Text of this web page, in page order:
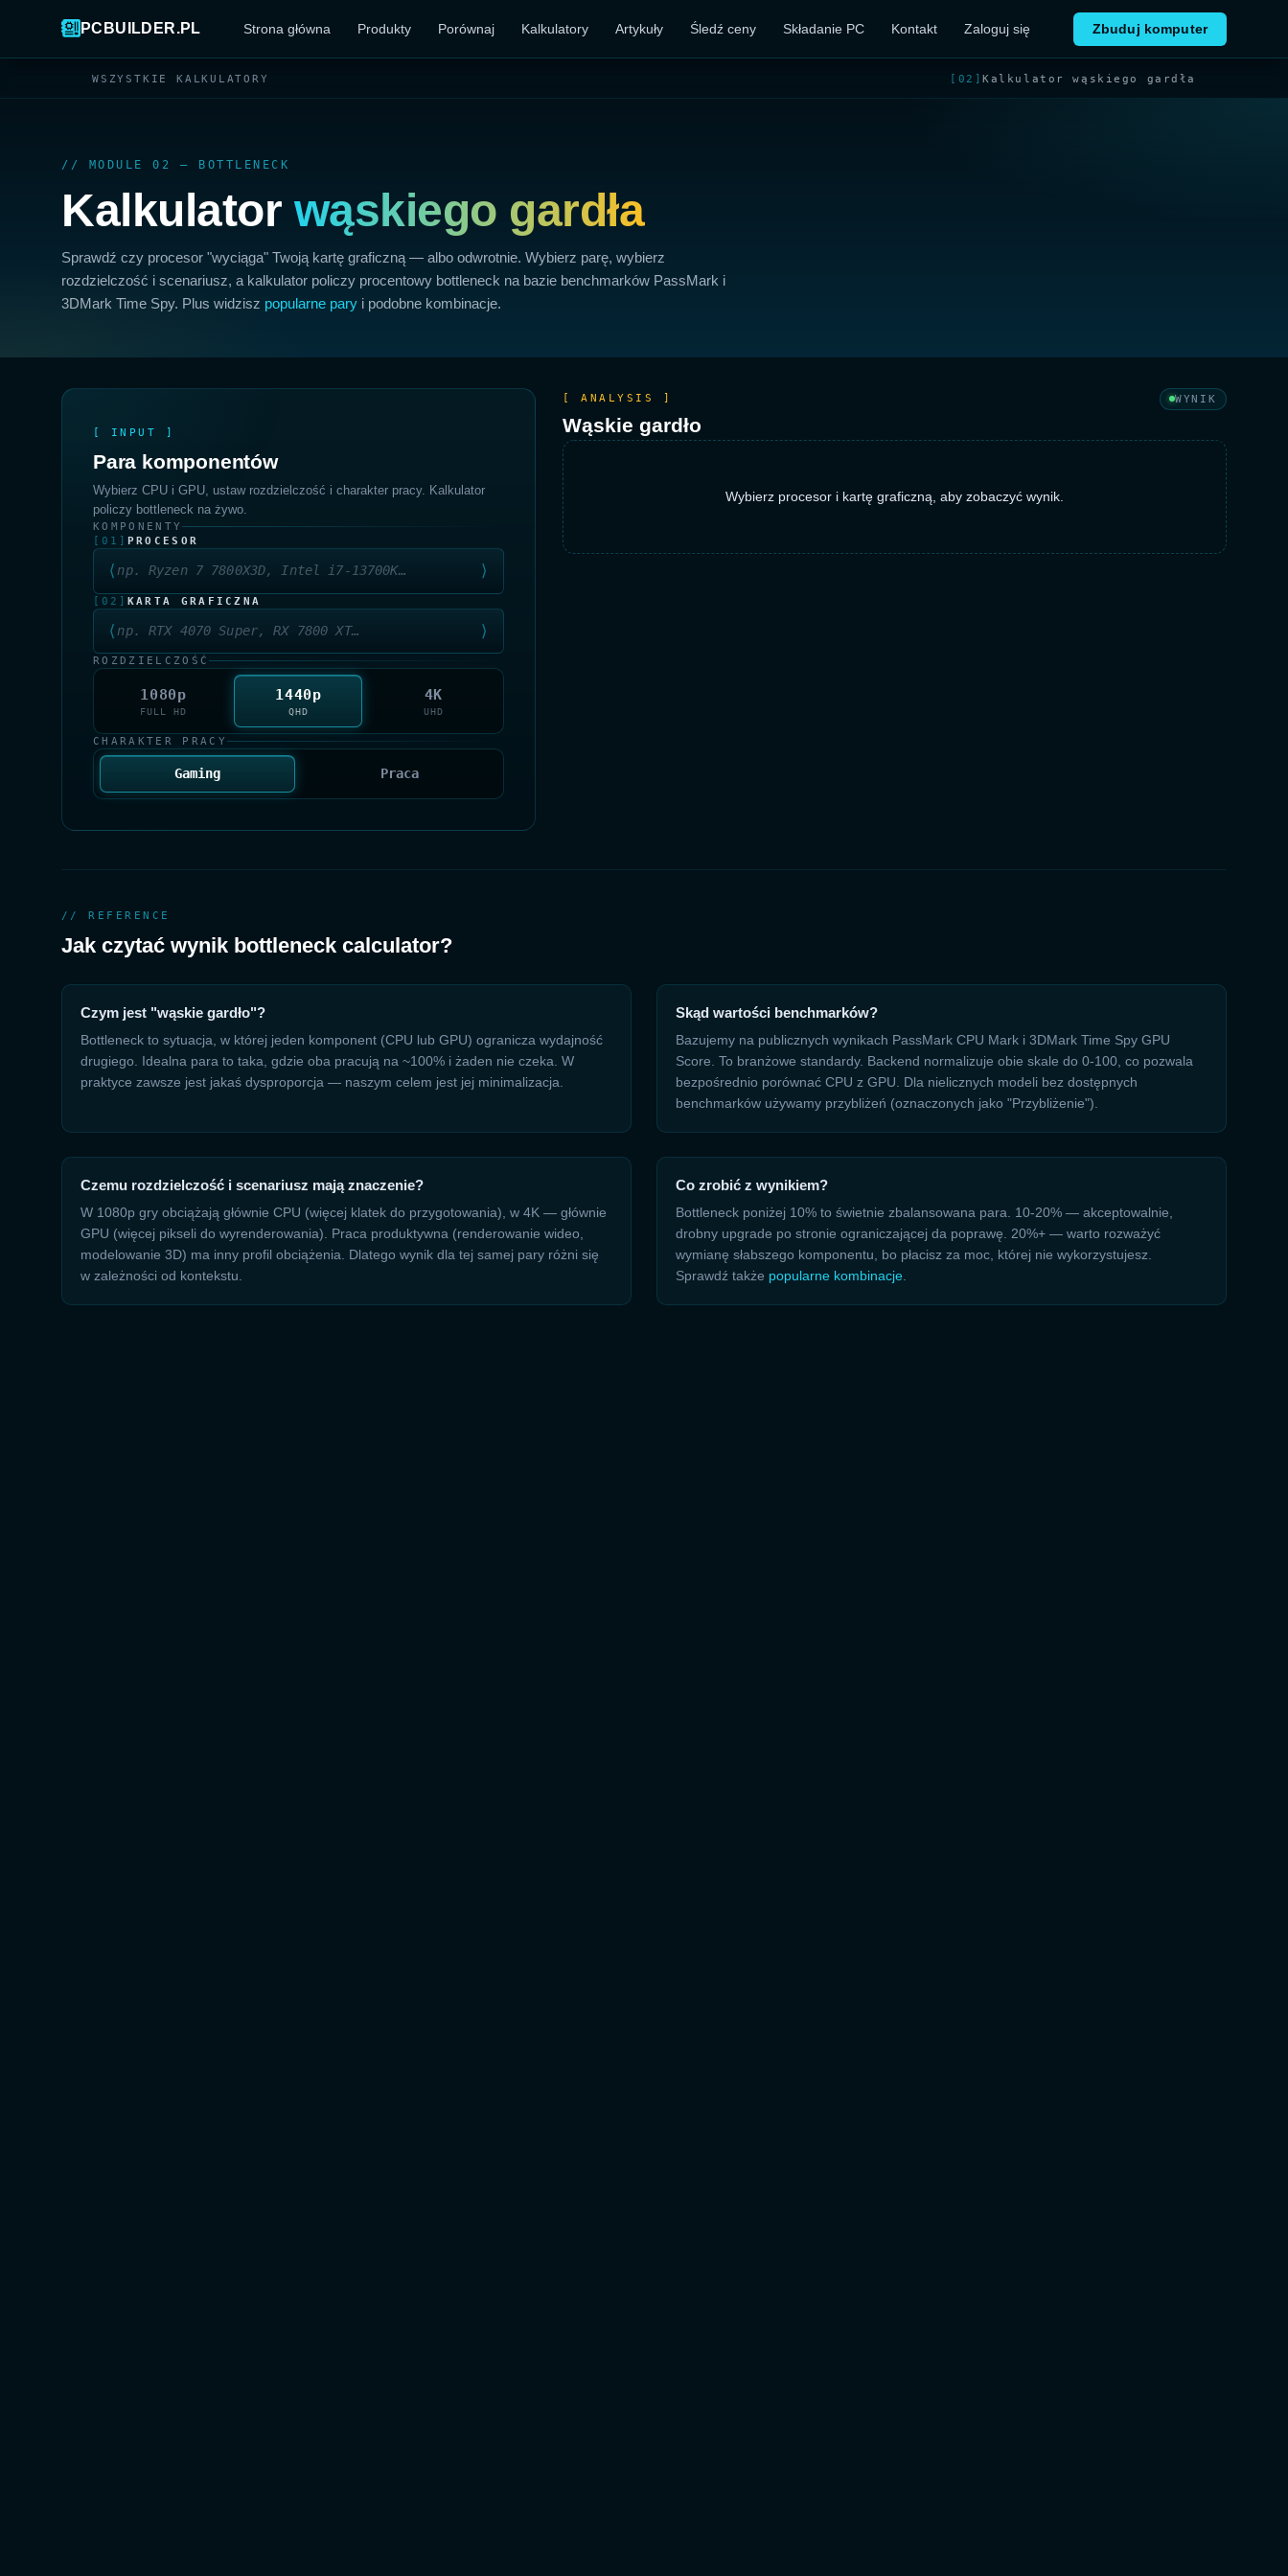
PCBUILDER.PL Strona główna Produkty Porównaj Kalkulatory Artykuły Śledź ceny Składanie PC Kontakt Zaloguj się Zbuduj komputer
WSZYSTKIE KALKULATORY [02] Kalkulator wąskiego gardła
// MODULE 02 — BOTTLENECK
Kalkulator wąskiego gardła
Sprawdź czy procesor "wyciąga" Twoją kartę graficzną — albo odwrotnie. Wybierz parę, wybierz
rozdzielczość i scenariusz, a kalkulator policzy procentowy bottleneck na bazie benchmarków PassMark i
3DMark Time Spy. Plus widzisz popularne pary i podobne kombinacje.
[ INPUT ]
Para komponentów
Wybierz CPU i GPU, ustaw rozdzielczość i charakter pracy. Kalkulator
policzy bottleneck na żywo.
KOMPONENTY
[01] PROCESOR
⟨ ⟩
[02] KARTA GRAFICZNA
⟨ ⟩
ROZDZIELCZOŚĆ
1080p
FULL HD
1440p
QHD
4K
UHD
CHARAKTER PRACY
Gaming Praca
[ ANALYSIS ] WYNIK
Wąskie gardło
Wybierz procesor i kartę graficzną, aby zobaczyć wynik.
// REFERENCE
Jak czytać wynik bottleneck calculator?
Czym jest "wąskie gardło"?
Bottleneck to sytuacja, w której jeden komponent (CPU lub GPU) ogranicza wydajność
drugiego. Idealna para to taka, gdzie oba pracują na ~100% i żaden nie czeka. W
praktyce zawsze jest jakaś dysproporcja — naszym celem jest jej minimalizacja.
Skąd wartości benchmarków?
Bazujemy na publicznych wynikach PassMark CPU Mark i 3DMark Time Spy GPU
Score. To branżowe standardy. Backend normalizuje obie skale do 0-100, co pozwala
bezpośrednio porównać CPU z GPU. Dla nielicznych modeli bez dostępnych
benchmarków używamy przybliżeń (oznaczonych jako "Przybliżenie").
Czemu rozdzielczość i scenariusz mają znaczenie?
W 1080p gry obciążają głównie CPU (więcej klatek do przygotowania), w 4K — głównie
GPU (więcej pikseli do wyrenderowania). Praca produktywna (renderowanie wideo,
modelowanie 3D) ma inny profil obciążenia. Dlatego wynik dla tej samej pary różni się
w zależności od kontekstu.
Co zrobić z wynikiem?
Bottleneck poniżej 10% to świetnie zbalansowana para. 10-20% — akceptowalnie,
drobny upgrade po stronie ograniczającej da poprawę. 20%+ — warto rozważyć
wymianę słabszego komponentu, bo płacisz za moc, której nie wykorzystujesz.
Sprawdź także popularne kombinacje.